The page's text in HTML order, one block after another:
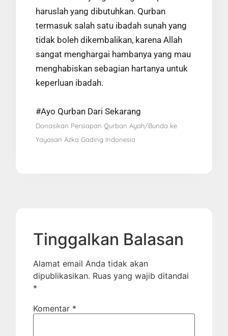
haruslah yang dibutuhkan. Qurban
termasuk salah satu ibadah sunah yang
tidak boleh dikembalikan, karena Allah
sangat menghargai hambanya yang mau
menghabiskan sebagian hartanya untuk
keperluan ibadah.
#Ayo Qurban Dari Sekarang
Donasikan Persiapan Qurban Ayah/Bunda ke
Yayasan Azka Gading Indonesia
Tinggalkan Balasan
Alamat email Anda tidak akan
dipublikasikan. Ruas yang wajib ditandai
*
Komentar *